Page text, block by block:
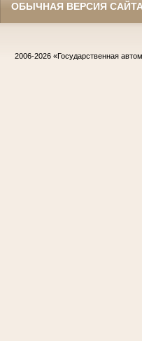
ОБЫЧНАЯ ВЕРСИЯ
2006-2026 «Государственная